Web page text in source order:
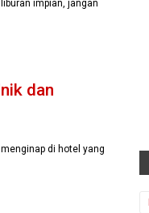
impian, jangan
dan
di hotel yang